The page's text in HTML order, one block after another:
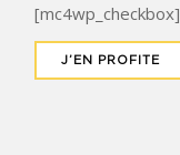
[mc4wp_checkbox]